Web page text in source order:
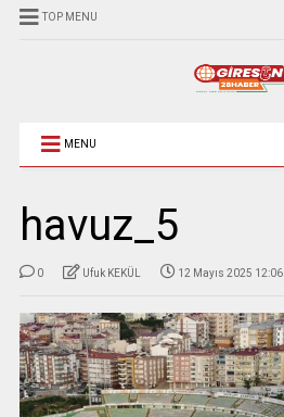
TOP MENU
MENU
havuz_5
0 Ufuk KEKÜL 12 Mayıs 2025 12:06